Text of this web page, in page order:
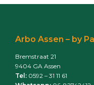
Footer
Arbo Assen – by
Bremstraat 21
9404 GA Assen
Tel: 0592 – 31 11 61